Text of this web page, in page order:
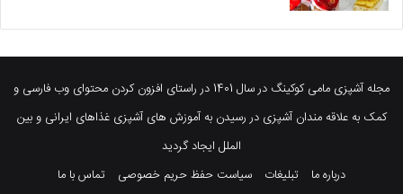
مجله آشپزی مامی کوکینگ در سال 1401 در راستای افزون کردن محتوای وب فارسی و
کمک به علاقه مندان آشپزی در رسیدن به آموزش های آشپزی غذاهای ایرانی و بین
الملل ایجاد گردید
درباره ما
تبلیغات سیاست حفظ حریم خصوصی تماس با ما